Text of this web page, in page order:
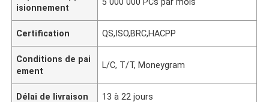
isionnement
Certification QS,ISO,BRC,HACPP
Conditions de pai
ement
L/C, T/T, Moneygram
Délai de livraison 13 à 22 jours